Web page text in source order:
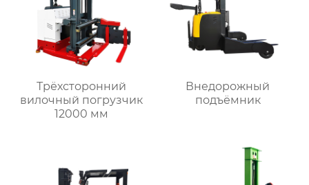
Трёхсторонний
вилочный погрузчик
12000 мм
Внедорожный
подъёмник